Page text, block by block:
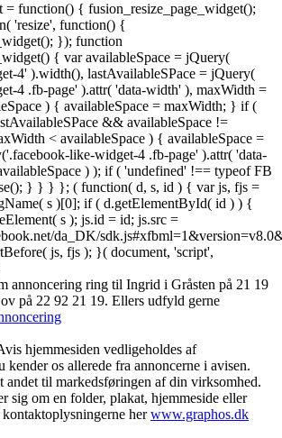
function() { fusion_resize_page_widget();
'resize', function() {
}); function
{ var availableSpace = jQuery(
4' ).width(), lastAvailableSPace = jQuery(
4 .fb-page' ).attr( 'data-width' ), maxWidth =
) { availableSpace = maxWidth; } if (
&& availableSpace !=
< availableSpace ) { availableSpace =
like-widget-4 .fb-page' ).attr( 'data-
) ); if ( 'undefined' !== typeof FB
} } } }; ( function( d, s, id ) { var js, fjs =
s )[0]; if ( d.getElementById( id ) ) {
s ); js.id = id; js.src =
da_DK/
js, fjs ); }( document, 'script',
annoncering ring til Ingrid i Gråsten på 21 19
på 22 92 21 19‬. Ellers udfyld gerne
hjemmesiden vedligeholdes af
kender os allerede fra annoncerne i avisen.
andet til markedsføringen af din virksomhed.
sig om en folder, plakat, hjemmeside eller
herwww.graphos.dk